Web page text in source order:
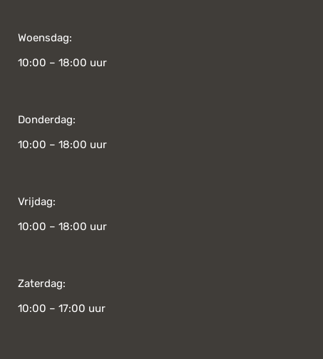
Woensdag:
10:00 – 18:00 uur
Donderdag:
10:00 – 18:00 uur
Vrijdag:
10:00 – 18:00 uur
Zaterdag:
10:00 – 17:00 uur